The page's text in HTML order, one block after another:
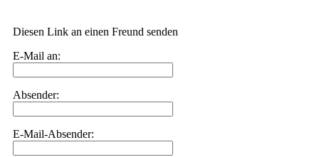
Diesen Link an einen Freund senden
E-Mail an:
Absender:
E-Mail-Absender: